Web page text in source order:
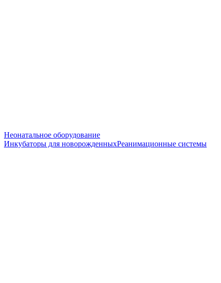
Неонатальное оборудование
Инкубаторы для новорожденныхРеанимационные системы